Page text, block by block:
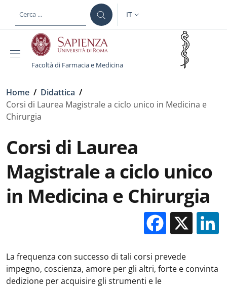
al contenuto principale
SELETTORE LINGUA:
IT
Facoltà di Farmacia e Medicina
Briciole di pane
Home / Didattica /
Corsi di Laurea Magistrale a ciclo unico in Medicina e
Chirurgia
Corsi di Laurea
Magistrale a ciclo unico
in Medicina e Chirurgia
X
La frequenza con successo di tali corsi prevede
impegno, coscienza, amore per gli altri, forte e convinta
dedizione per acquisire gli strumenti e le